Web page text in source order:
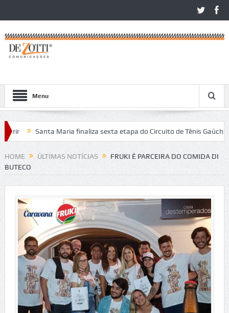
Menu
Santa Maria finaliza sexta etapa do Circuito de Tênis Gaúcho
no São Léo Open 2026
HOME ÚLTIMAS NOTÍCIAS
FRUKI É PARCEIRA DO COMIDA DI
BUTECO